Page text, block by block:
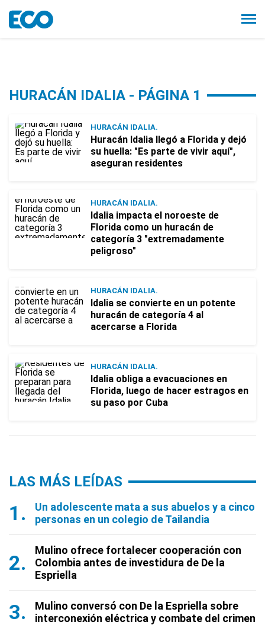
HURACÁN IDALIA - PÁGINA 1
HURACÁN IDALIA.
Huracán Idalia llegó a Florida y dejó
su huella: "Es parte de vivir aquí",
aseguran residentes
HURACÁN IDALIA.
Idalia impacta el noroeste de
Florida como un huracán de
categoría 3 "extremadamente
peligroso"
HURACÁN IDALIA.
Idalia se convierte en un potente
huracán de categoría 4 al
acercarse a Florida
HURACÁN IDALIA.
Idalia obliga a evacuaciones en
Florida, luego de hacer estragos en
su paso por Cuba
LAS MÁS LEÍDAS
Un adolescente mata a sus abuelos y a cinco
personas en un colegio de Tailandia
Mulino ofrece fortalecer cooperación con
Colombia antes de investidura de De la
Espriella
Mulino conversó con De la Espriella sobre
interconexión eléctrica y combate del crimen